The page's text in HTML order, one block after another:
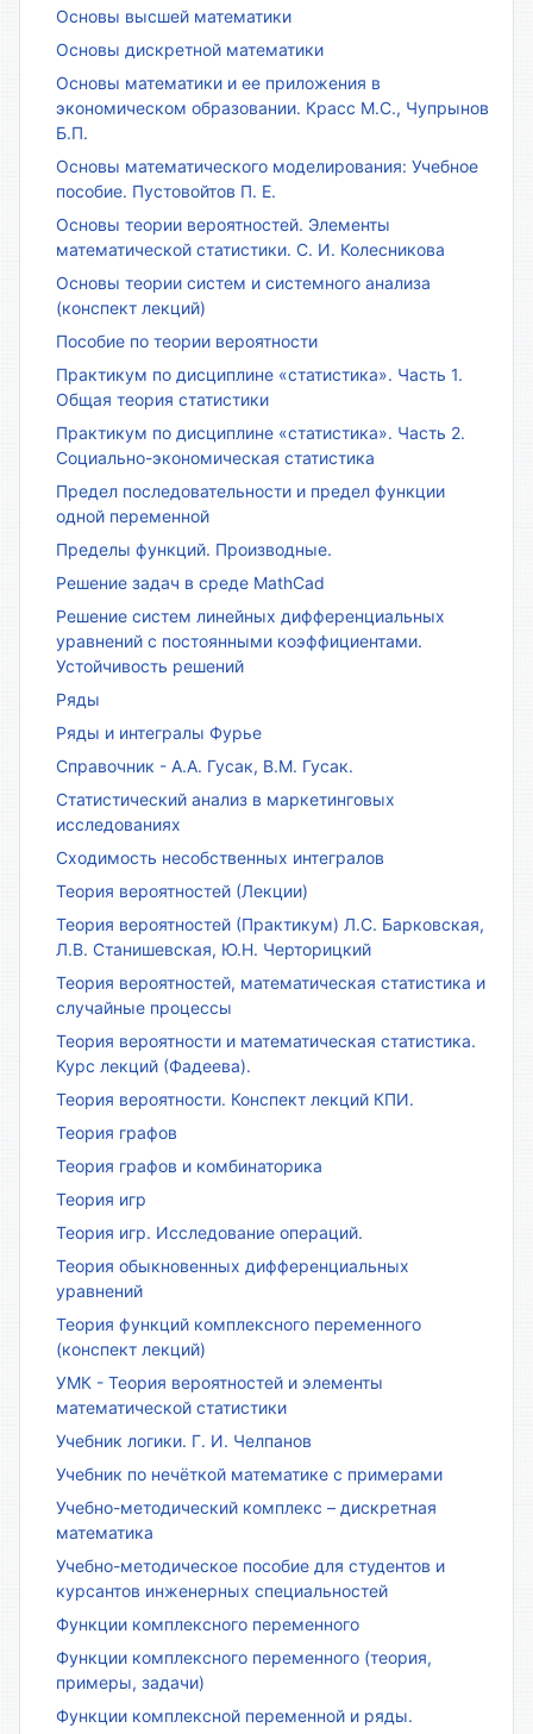
Основы высшей математики
Основы дискретной математики
Основы математики и ее приложения в
экономическом образовании. Красс М.С., Чупрынов
Б.П.
Основы математического моделирования: Учебное
пособие. Пустовойтов П. Е.
Основы теории вероятностей. Элементы
математической статистики. С. И. Колесникова
Основы теории систем и системного анализа
(конспект лекций)
Пособие по теории вероятности
Практикум по дисциплине «статистика». Часть 1.
Общая теория статистики
Практикум по дисциплине «статистика». Часть 2.
Социально-экономическая статистика
Предел последовательности и предел функции
одной переменной
Пределы функций. Производные.
Решение задач в среде MathCad
Решение систем линейных дифференциальных
уравнений с постоянными коэффициентами.
Устойчивость решений
Ряды
Ряды и интегралы Фурье
Справочник - А.А. Гусак, В.М. Гусак.
Статистический анализ в маркетинговых
исследованиях
Сходимость несобственных интегралов
Теория вероятностей (Лекции)
Теория вероятностей (Практикум) Л.С. Барковская,
Л.В. Станишевская, Ю.Н. Черторицкий
Теория вероятностей, математическая статистика и
случайные процессы
Теория вероятности и математическая статистика.
Курс лекций (Фадеева).
Теория вероятности. Конспект лекций КПИ.
Теория графов
Теория графов и комбинаторика
Теория игр
Теория игр. Исследование операций.
Теория обыкновенных дифференциальных
уравнений
Теория функций комплексного переменного
(конспект лекций)
УМК - Теория вероятностей и элементы
математической статистики
Учебник логики. Г. И. Челпанов
Учебник по нечёткой математике с примерами
Учебно-методический комплекс – дискретная
математика
Учебно-методическое пособие для студентов и
курсантов инженерных специальностей
Функции комплексного переменного
Функции комплексного переменного (теория,
примеры, задачи)
Функции комплексной переменной и ряды.